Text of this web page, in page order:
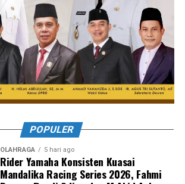
POPULER
OLAHRAGA 5 hari ago
Rider Yamaha Konsisten Kuasai
Mandalika Racing Series 2026, Fahmi